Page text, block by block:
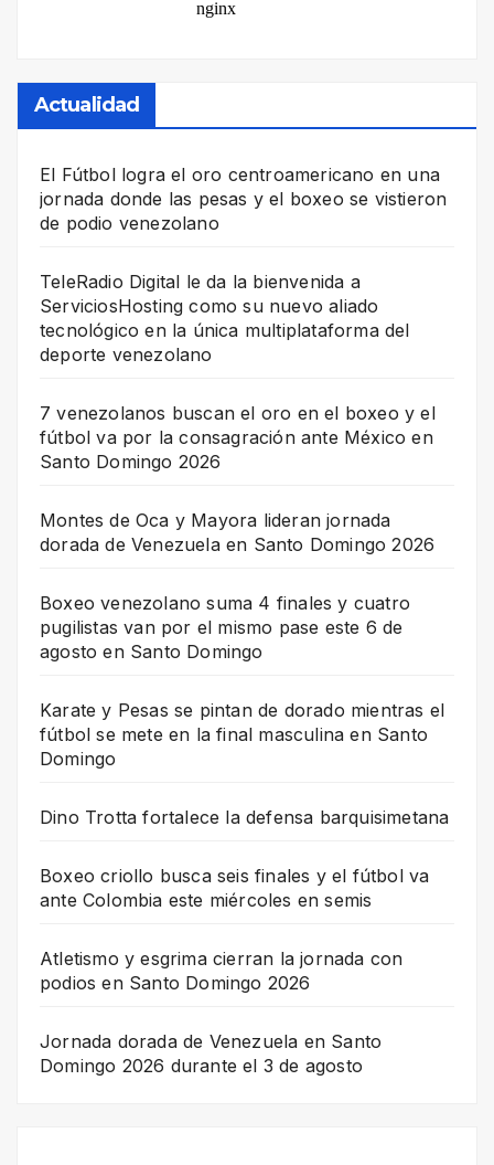
Actualidad
El Fútbol logra el oro centroamericano en una
jornada donde las pesas y el boxeo se vistieron
de podio venezolano
TeleRadio Digital le da la bienvenida a
ServiciosHosting como su nuevo aliado
tecnológico en la única multiplataforma del
deporte venezolano
7 venezolanos buscan el oro en el boxeo y el
fútbol va por la consagración ante México en
Santo Domingo 2026
Montes de Oca y Mayora lideran jornada
dorada de Venezuela en Santo Domingo 2026
Boxeo venezolano suma 4 finales y cuatro
pugilistas van por el mismo pase este 6 de
agosto en Santo Domingo
Karate y Pesas se pintan de dorado mientras el
fútbol se mete en la final masculina en Santo
Domingo
Dino Trotta fortalece la defensa barquisimetana
Boxeo criollo busca seis finales y el fútbol va
ante Colombia este miércoles en semis
Atletismo y esgrima cierran la jornada con
podios en Santo Domingo 2026
Jornada dorada de Venezuela en Santo
Domingo 2026 durante el 3 de agosto